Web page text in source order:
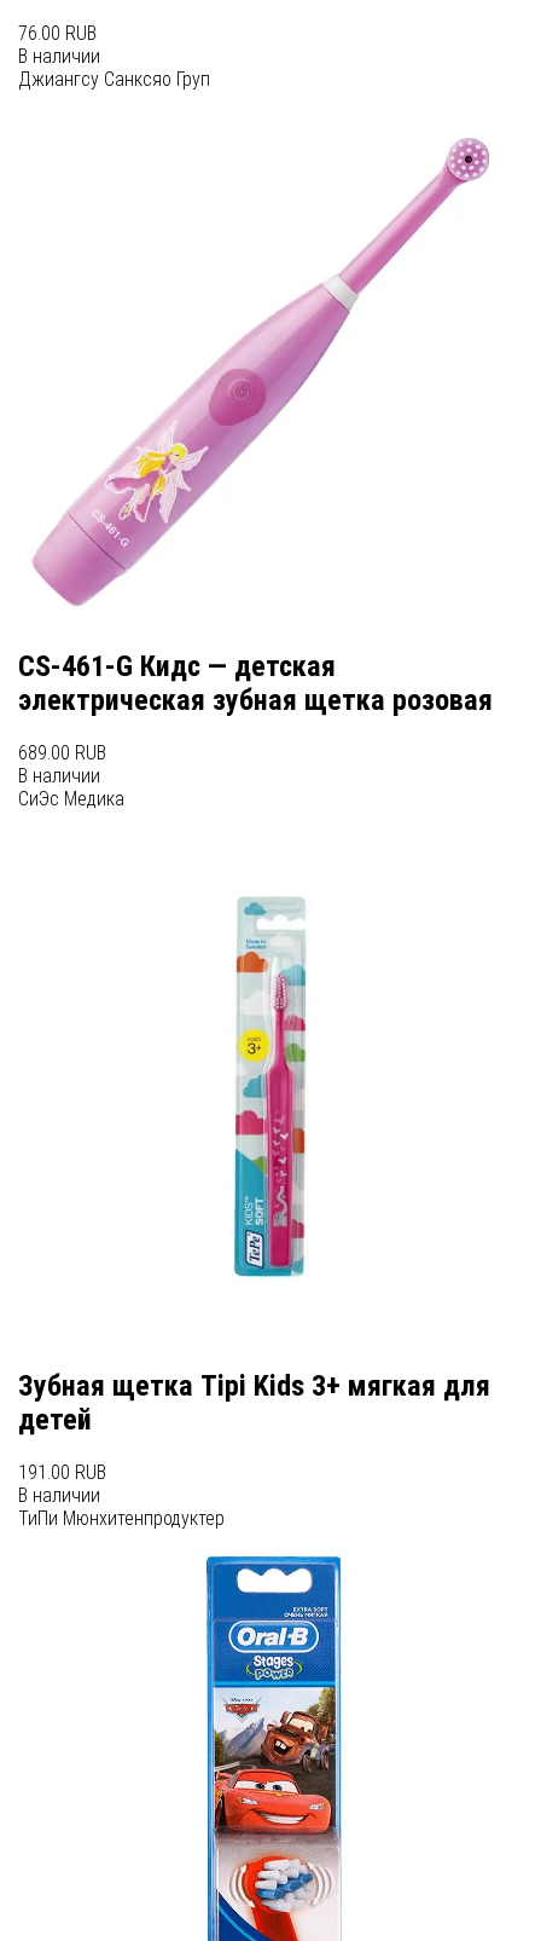
76.00 RUB
В наличии
Джиангсу Санксяо Груп
CS-461-G Кидс — детская
электрическая зубная щетка розовая
689.00 RUB
В наличии
СиЭс Медика
Зубная щетка Tipi Kids 3+ мягкая для
детей
191.00 RUB
В наличии
ТиПи Мюнхитенпродуктер